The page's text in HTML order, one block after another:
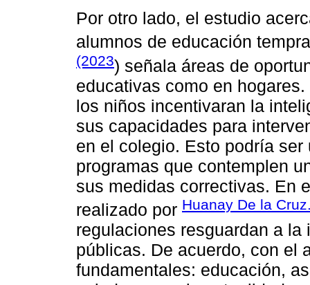
Por otro lado, el estudio
alumnos de educación
(2023) señala áreas de
educativas como en
los niños incentivaran la
sus capacidades para
en el colegio. Esto podría
programas que contemplen
sus medidas correctivas. En
realizado por Huanay De la
regulaciones resguardan a
públicas. De acuerdo, con el
fundamentales: educación,